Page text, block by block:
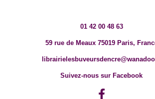
01 42 00 48 63
59 rue de Meaux 75019 Paris,
Suivez-nous sur Facebook